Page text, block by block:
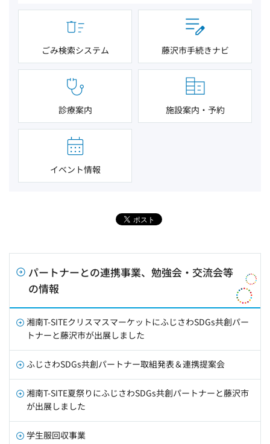
ごみ検索システム 藤沢市手続きナビ
診療案内 施設案内・予約
イベント情報
パートナーとの連携事業、勉強会・交流会等
の情報
湘南T-SITEクリスマスマーケットにふじさわSDGs共創パー
トナーと藤沢市が出展しました
ふじさわSDGs共創パートナー取組発表＆連携提案会
湘南T-SITE夏祭りにふじさわSDGs共創パートナーと藤沢市
が出展しました
学生服回収事業